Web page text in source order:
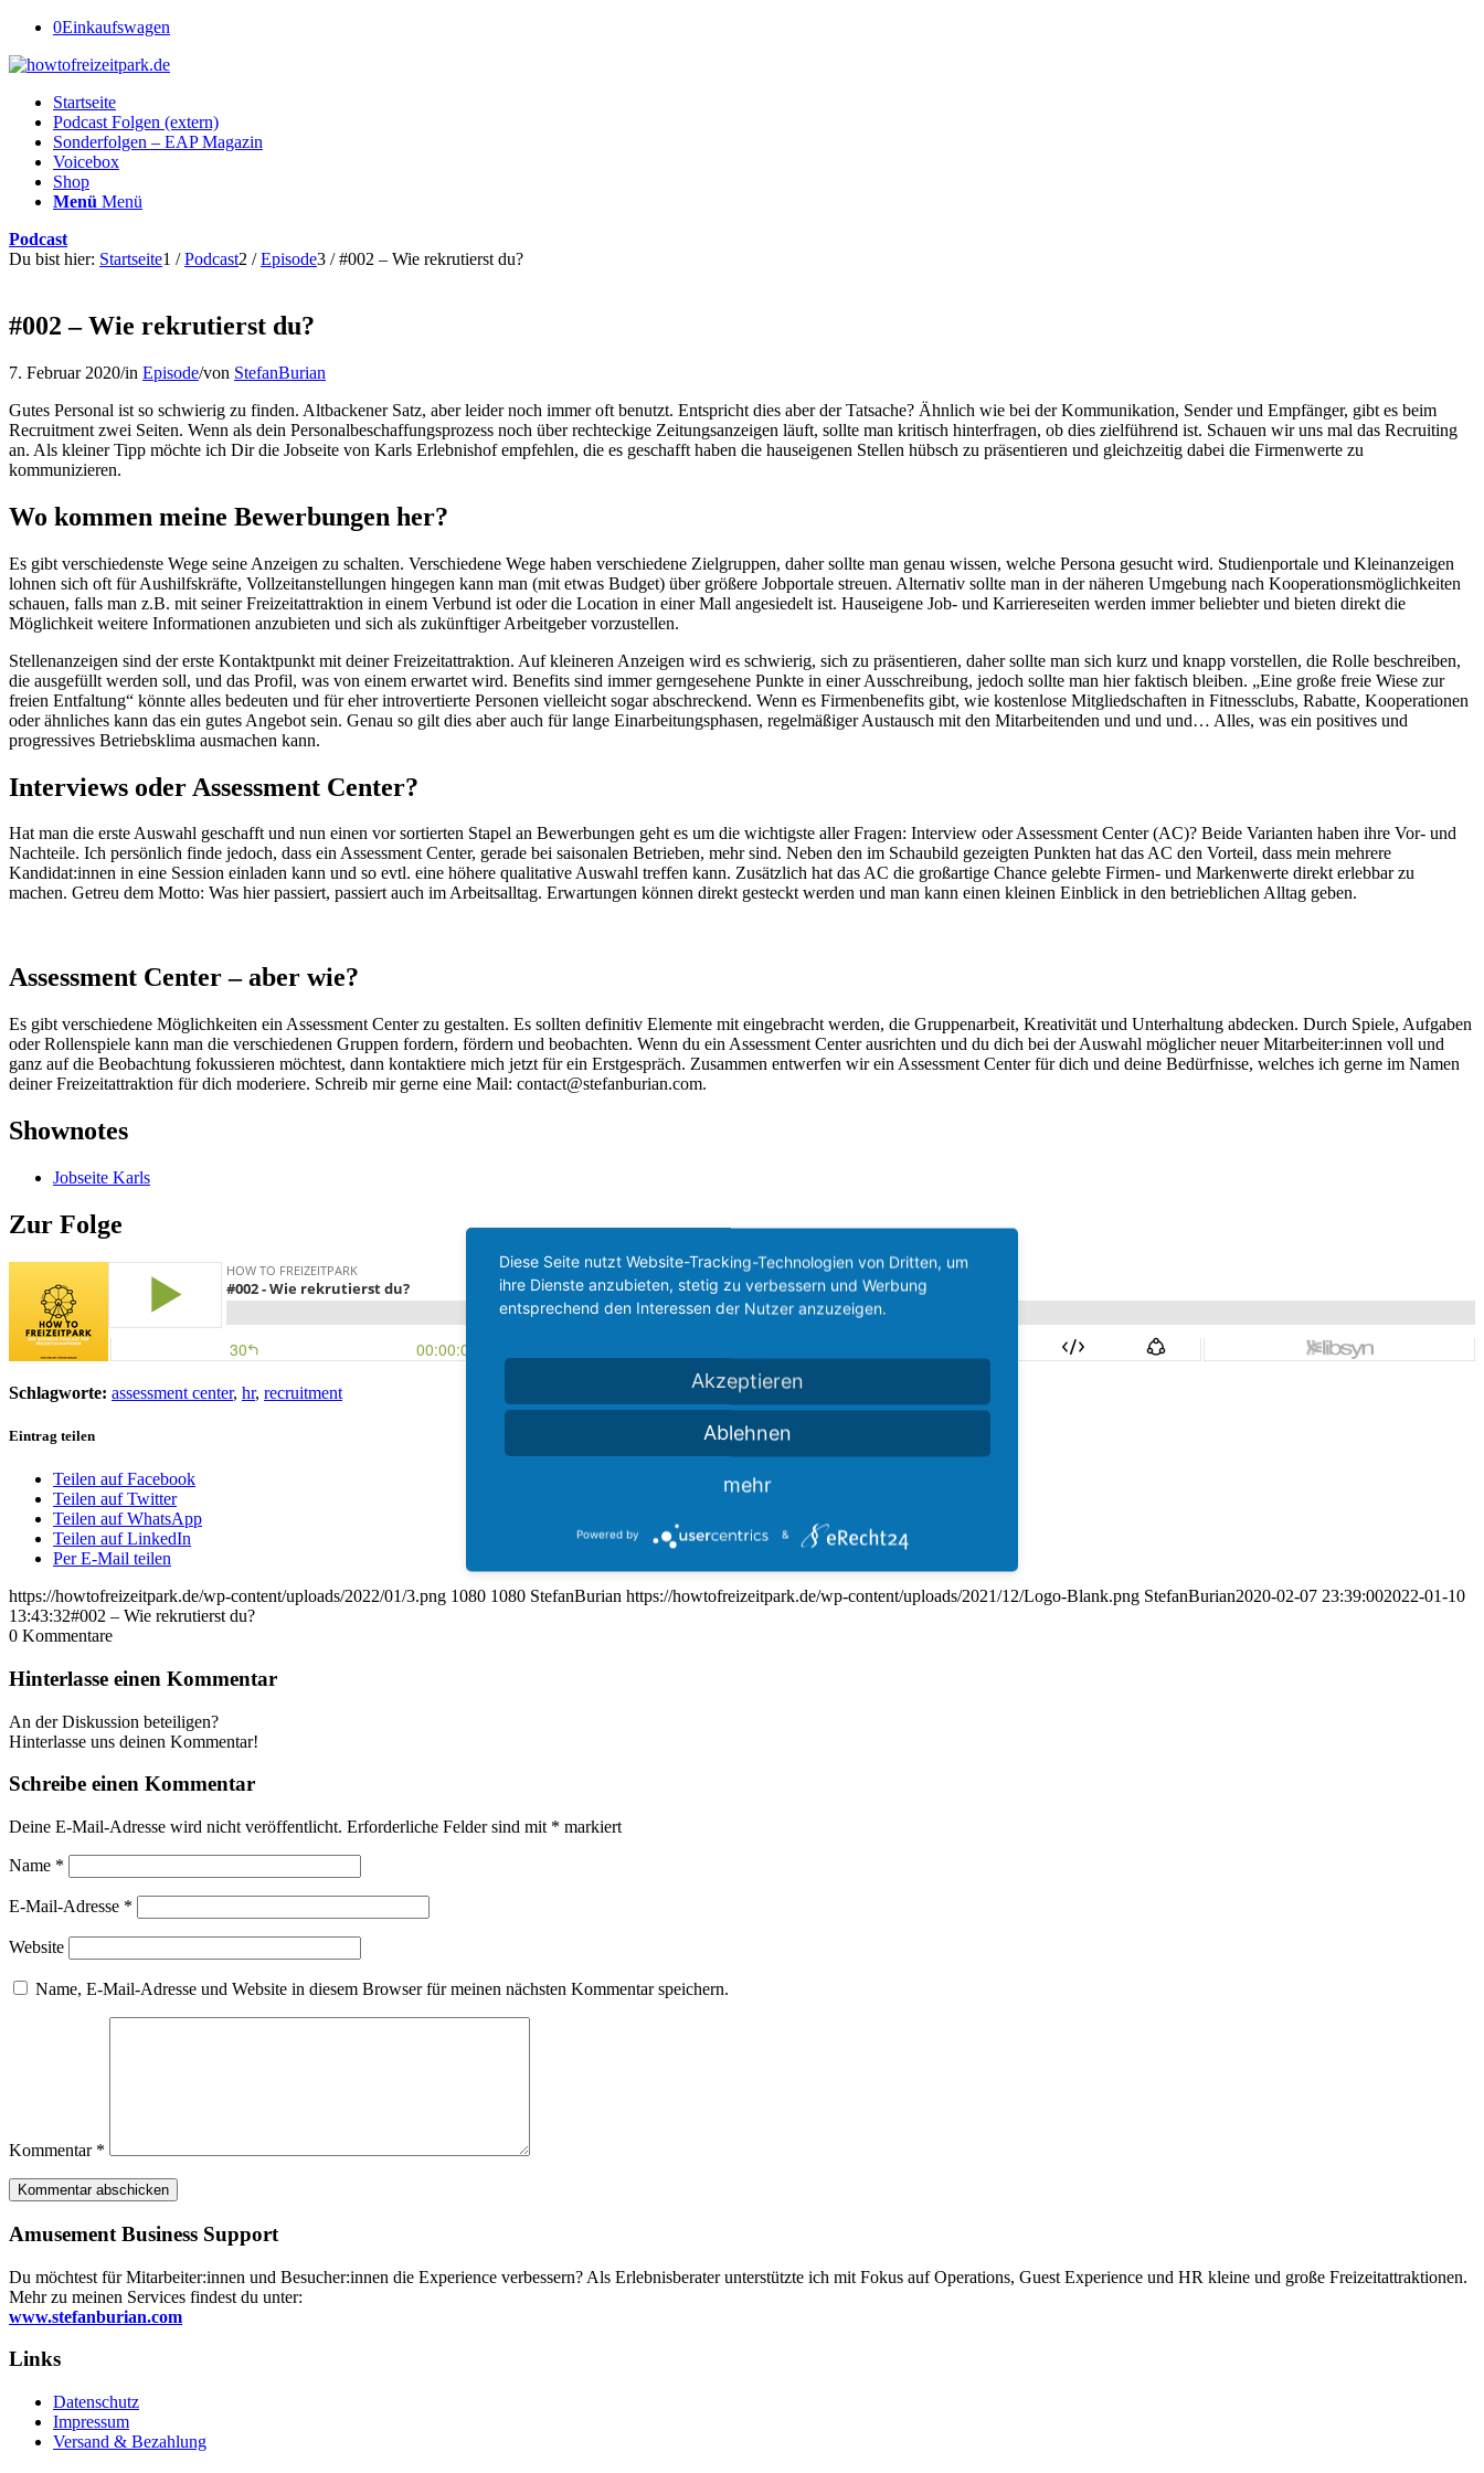
0Einkaufswagen
Startseite
Podcast Folgen (extern)
Sonderfolgen – EAP Magazin
Voicebox
Shop
Menü Menü
Podcast
Du bist hier: Startseite1 / Podcast2 / Episode3 / #002 – Wie rekrutierst du?
#002 – Wie rekrutierst du?
7. Februar 2020/in Episode/von StefanBurian
Gutes Personal ist so schwierig zu finden. Altbackener Satz, aber leider noch immer oft benutzt. Entspricht dies aber der Tatsache? Ähnlich wie bei der Kommunikation, Sender und Empfänger, gibt es beim
Recruitment zwei Seiten. Wenn als dein Personalbeschaffungsprozess noch über rechteckige Zeitungsanzeigen läuft, sollte man kritisch hinterfragen, ob dies zielführend ist. Schauen wir uns mal das Recruiting
an. Als kleiner Tipp möchte ich Dir die Jobseite von Karls Erlebnishof empfehlen, die es geschafft haben die hauseigenen Stellen hübsch zu präsentieren und gleichzeitig dabei die Firmenwerte zu
kommunizieren.
Wo kommen meine Bewerbungen her?
Es gibt verschiedenste Wege seine Anzeigen zu schalten. Verschiedene Wege haben verschiedene Zielgruppen, daher sollte man genau wissen, welche Persona gesucht wird. Studienportale und Kleinanzeigen
lohnen sich oft für Aushilfskräfte, Vollzeitanstellungen hingegen kann man (mit etwas Budget) über größere Jobportale streuen. Alternativ sollte man in der näheren Umgebung nach Kooperationsmöglichkeiten
schauen, falls man z.B. mit seiner Freizeitattraktion in einem Verbund ist oder die Location in einer Mall angesiedelt ist. Hauseigene Job- und Karriereseiten werden immer beliebter und bieten direkt die
Möglichkeit weitere Informationen anzubieten und sich als zukünftiger Arbeitgeber vorzustellen.
Stellenanzeigen sind der erste Kontaktpunkt mit deiner Freizeitattraktion. Auf kleineren Anzeigen wird es schwierig, sich zu präsentieren, daher sollte man sich kurz und knapp vorstellen, die Rolle beschreiben,
die ausgefüllt werden soll, und das Profil, was von einem erwartet wird. Benefits sind immer gerngesehene Punkte in einer Ausschreibung, jedoch sollte man hier faktisch bleiben. „Eine große freie Wiese zur
freien Entfaltung“ könnte alles bedeuten und für eher introvertierte Personen vielleicht sogar abschreckend. Wenn es Firmenbenefits gibt, wie kostenlose Mitgliedschaften in Fitnessclubs, Rabatte, Kooperationen
oder ähnliches kann das ein gutes Angebot sein. Genau so gilt dies aber auch für lange Einarbeitungsphasen, regelmäßiger Austausch mit den Mitarbeitenden und und und… Alles, was ein positives und
progressives Betriebsklima ausmachen kann.
Interviews oder Assessment Center?
Hat man die erste Auswahl geschafft und nun einen vor sortierten Stapel an Bewerbungen geht es um die wichtigste aller Fragen: Interview oder Assessment Center (AC)? Beide Varianten haben ihre Vor- und
Nachteile. Ich persönlich finde jedoch, dass ein Assessment Center, gerade bei saisonalen Betrieben, mehr sind. Neben den im Schaubild gezeigten Punkten hat das AC den Vorteil, dass mein mehrere
Kandidat:innen in eine Session einladen kann und so evtl. eine höhere qualitative Auswahl treffen kann. Zusätzlich hat das AC die großartige Chance gelebte Firmen- und Markenwerte direkt erlebbar zu
machen. Getreu dem Motto: Was hier passiert, passiert auch im Arbeitsalltag. Erwartungen können direkt gesteckt werden und man kann einen kleinen Einblick in den betrieblichen Alltag geben.
Assessment Center – aber wie?
Es gibt verschiedene Möglichkeiten ein Assessment Center zu gestalten. Es sollten definitiv Elemente mit eingebracht werden, die Gruppenarbeit, Kreativität und Unterhaltung abdecken. Durch Spiele, Aufgaben
oder Rollenspiele kann man die verschiedenen Gruppen fordern, fördern und beobachten. Wenn du ein Assessment Center ausrichten und du dich bei der Auswahl möglicher neuer Mitarbeiter:innen voll und
ganz auf die Beobachtung fokussieren möchtest, dann kontaktiere mich jetzt für ein Erstgespräch. Zusammen entwerfen wir ein Assessment Center für dich und deine Bedürfnisse, welches ich gerne im Namen
deiner Freizeitattraktion für dich moderiere. Schreib mir gerne eine Mail: contact@stefanburian.com.
Shownotes
Jobseite Karls
Zur Folge
Schlagworte: assessment center, hr, recruitment
Eintrag teilen
Teilen auf Facebook
Teilen auf Twitter
Teilen auf WhatsApp
Teilen auf LinkedIn
Per E-Mail teilen
https://howtofreizeitpark.de/wp-content/uploads/2022/01/3.png 1080 1080 StefanBurian https://howtofreizeitpark.de/wp-content/uploads/2021/12/Logo-Blank.png StefanBurian2020-02-07 23:39:002022-01-10
13:43:32#002 – Wie rekrutierst du?
0 Kommentare
Hinterlasse einen Kommentar
An der Diskussion beteiligen?
Hinterlasse uns deinen Kommentar!
Schreibe einen Kommentar
Deine E-Mail-Adresse wird nicht veröffentlicht. Erforderliche Felder sind mit * markiert
Name *
E-Mail-Adresse *
Website
Name, E-Mail-Adresse und Website in diesem Browser für meinen nächsten Kommentar speichern.
Kommentar *
Amusement Business Support
Du möchtest für Mitarbeiter:innen und Besucher:innen die Experience verbessern? Als Erlebnisberater unterstützte ich mit Fokus auf Operations, Guest Experience und HR kleine und große Freizeitattraktionen.
Mehr zu meinen Services findest du unter:
www.stefanburian.com
Links
Datenschutz
Impressum
Versand & Bezahlung
Diese Seite nutzt Website-Tracking-Technologien von Dritten, um
ihre Dienste anzubieten, stetig zu verbessern und Werbung
entsprechend den Interessen der Nutzer anzuzeigen.
Akzeptieren
Ablehnen
mehr
Powered by &